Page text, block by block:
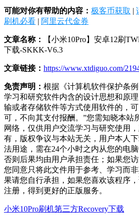
可能对你有帮助的内容： 极客币获取 |
刷机必看 | 阿里云代金券
文章名称：
【小米10Pro】安卓12刷
下载-SKKK-V6.3
文章链接： https://www.xtdiguo.com/
免责声明： 根据《计算机软件保护条
学习和研究软件内含的设计思想和原
输或者存储软件等方式使用软件的，
可，不向其支付报酬。”您需知晓本站
网络，仅供用户交流学习与研究使用
有，版权争议与本站无关，用户本人
法用途，需在24个小时之内从您的电
否则后果均由用户承担责任；如果您
您同意只将此文件用于参考、学习而
果请您自行承担，如果您喜欢该程序
注册，得到更好的正版服务。
小米10Pro刷机第三方Recovery下载